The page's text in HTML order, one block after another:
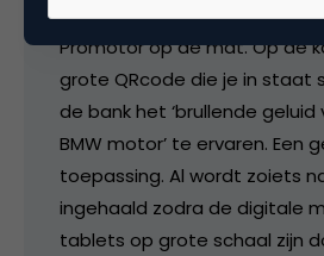
Afgelopen weekend viel het
Promotor op de mat. Op de
grote QRcode die je in staat
de bank het ‘brullende geluid
BMW motor’ te ervaren. Een
toepassing. Al wordt zoiets
ingehaald zodra de digitale
tablets op grote schaal zijn